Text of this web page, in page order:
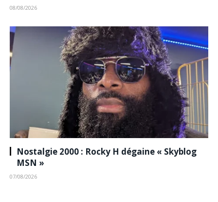
08/08/2026
Nostalgie 2000 : Rocky H dégaine « Skyblog
MSN »
07/08/2026